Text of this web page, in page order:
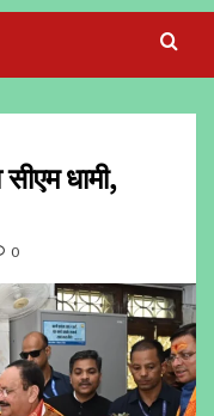
धामी,
0